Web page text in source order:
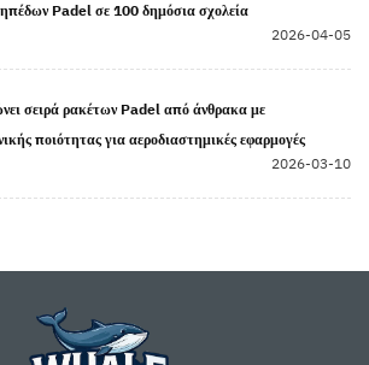
Padel σε 100 δημόσια σχολεία
2026-04-05
σειρά ρακέτων Padel από άνθρακα με
ποιότητας για αεροδιαστημικές εφαρμογές
2026-03-10